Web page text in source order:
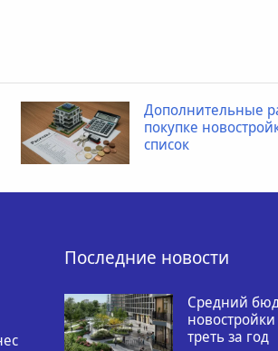
расходы при
полный
Последние новости
Средний
треть за год